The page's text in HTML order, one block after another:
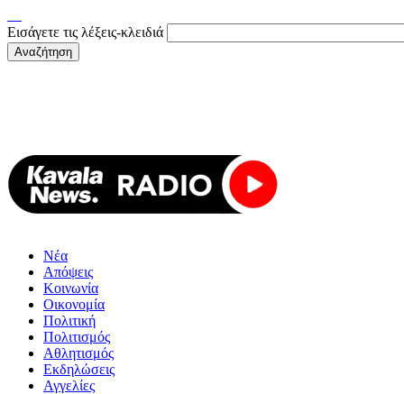
Εισάγετε τις λέξεις-κλειδιά
Νέα
Απόψεις
Κοινωνία
Οικονομία
Πολιτική
Πολιτισμός
Αθλητισμός
Εκδηλώσεις
Αγγελίες